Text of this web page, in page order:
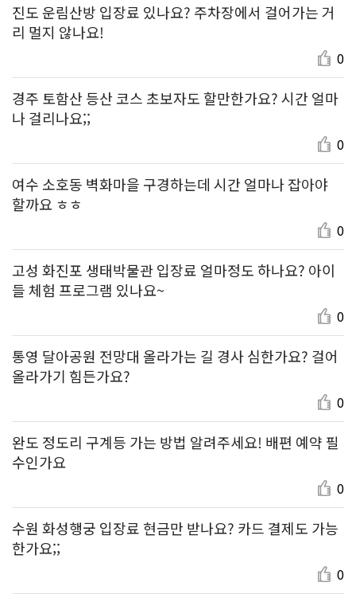
진도 운림산방 입장료 있나요? 주차장에서 걸어가는 거
리 멀지 않나요!
0
경주 토함산 등산 코스 초보자도 할만한가요? 시간 얼마
나 걸리나요;;
0
여수 소호동 벽화마을 구경하는데 시간 얼마나 잡아야
할까요 ㅎㅎ
0
고성 화진포 생태박물관 입장료 얼마정도 하나요? 아이
들 체험 프로그램 있나요~
0
통영 달아공원 전망대 올라가는 길 경사 심한가요? 걸어
올라가기 힘든가요?
0
완도 정도리 구계등 가는 방법 알려주세요! 배편 예약 필
수인가요
0
수원 화성행궁 입장료 현금만 받나요? 카드 결제도 가능
한가요;;
0